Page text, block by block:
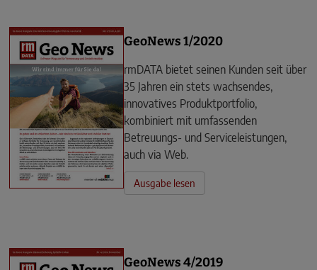
GeoNews 1/2020
rmDATA ­bietet seinen Kunden seit über
35 Jahren ein stets wachsen­des,
innovatives Produktportfolio,
kombiniert mit umfassen­den
Betreuungs- und Serviceleistungen,
auch via Web.
Ausgabe lesen
GeoNews 4/2019